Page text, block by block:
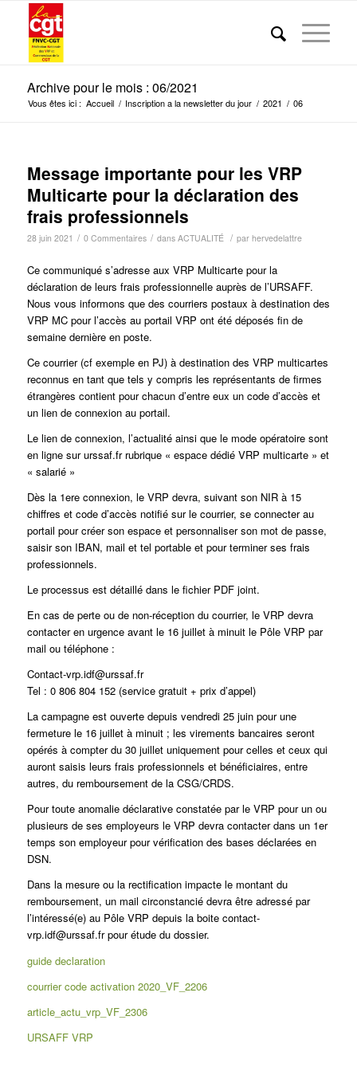
Archive pour le mois : 06/2021
Vous êtes ici : Accueil / Inscription a la newsletter du jour / 2021 / 06
Message importante pour les VRP
Multicarte pour la déclaration des
frais professionnels
28 juin 2021 / 0 Commentaires / dans ACTUALITÉ / par hervedelattre
Ce communiqué s’adresse aux VRP Multicarte pour la
déclaration de leurs frais professionnelle auprès de l’URSAFF.
Nous vous informons que des courriers postaux à destination des
VRP MC pour l’accès au portail VRP ont été déposés fin de
semaine dernière en poste.
Ce courrier (cf exemple en PJ) à destination des VRP multicartes
reconnus en tant que tels y compris les représentants de firmes
étrangères contient pour chacun d’entre eux un code d’accès et
un lien de connexion au portail.
Le lien de connexion, l’actualité ainsi que le mode opératoire sont
en ligne sur urssaf.fr rubrique « espace dédié VRP multicarte » et
« salarié »
Dès la 1ere connexion, le VRP devra, suivant son NIR à 15
chiffres et code d’accès notifié sur le courrier, se connecter au
portail pour créer son espace et personnaliser son mot de passe,
saisir son IBAN, mail et tel portable et pour terminer ses frais
professionnels.
Le processus est détaillé dans le fichier PDF joint.
En cas de perte ou de non-réception du courrier, le VRP devra
contacter en urgence avant le 16 juillet à minuit le Pôle VRP par
mail ou téléphone :
Contact-vrp.idf@urssaf.fr
Tel : 0 806 804 152 (service gratuit + prix d’appel)
La campagne est ouverte depuis vendredi 25 juin pour une
fermeture le 16 juillet à minuit ; les virements bancaires seront
opérés à compter du 30 juillet uniquement pour celles et ceux qui
auront saisis leurs frais professionnels et bénéficiaires, entre
autres, du remboursement de la CSG/CRDS.
Pour toute anomalie déclarative constatée par le VRP pour un ou
plusieurs de ses employeurs le VRP devra contacter dans un 1er
temps son employeur pour vérification des bases déclarées en
DSN.
Dans la mesure ou la rectification impacte le montant du
remboursement, un mail circonstancié devra être adressé par
l’intéressé(e) au Pôle VRP depuis la boite contact-
vrp.idf@urssaf.fr pour étude du dossier.
guide declaration
courrier code activation 2020_VF_2206
article_actu_vrp_VF_2306
URSAFF VRP